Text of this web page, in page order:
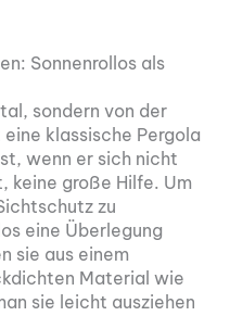
Sonnenrollos als
sondern von der
klassische Pergola
wenn er sich nicht
keine große Hilfe. Um
zu
eine Überlegung
sie aus einem
Material wie
sie leicht ausziehen